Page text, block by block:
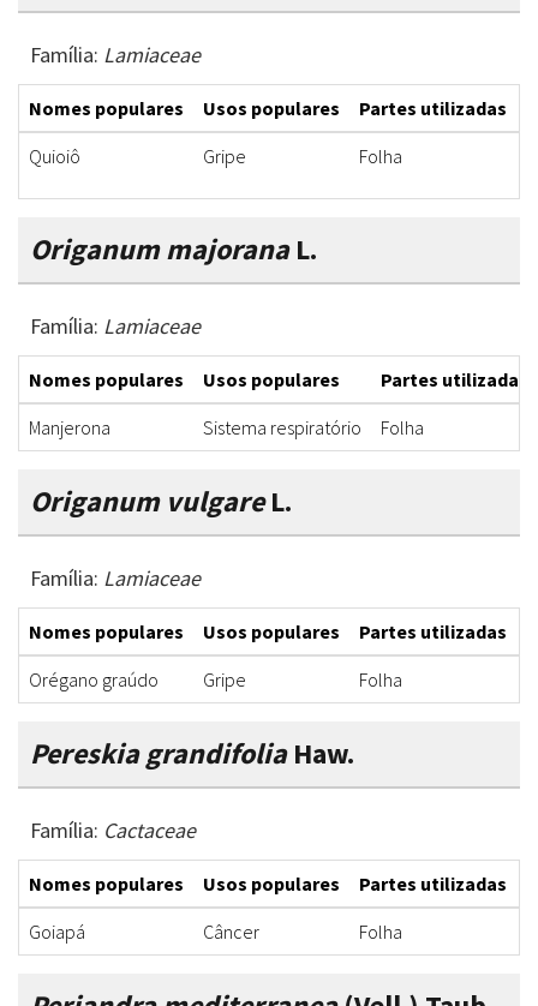
Família: Lamiaceae
Nomes populares Usos populares Partes utilizadas
Quioiô
Gripe Folha
Origanum majoranaL.
Família: Lamiaceae
Nomes populares Usos populares
Partes utilizadas
Manjerona
Sistema respiratório Folha
Origanum vulgareL.
Família: Lamiaceae
Nomes populares Usos populares Partes utilizadas
Orégano graúdo
Gripe Folha
Pereskia grandifoliaHaw.
Família: Cactaceae
Nomes populares Usos populares Partes utilizadas
Goiapá
Câncer Folha